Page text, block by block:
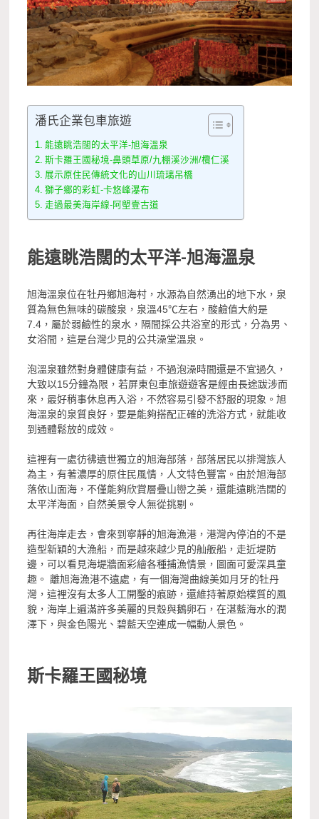
潘氏企業包車旅遊
能遠眺浩闊的太平洋-旭海溫泉
斯卡羅王國秘境-鼻頭草原/九棚溪沙洲/欖仁溪
展示原住民傳統文化的山川琉璃吊橋
獅子鄉的彩虹-卡悠峰瀑布
走過最美海岸線-阿塱壹古道
能遠眺浩闊的太平洋-旭海溫泉
旭海溫泉位在牡丹鄉旭海村，水源為自然湧出的地下水，泉
質為無色無味的碳酸泉，泉溫45℃左右，酸鹼值大約是
7.4，屬於弱鹼性的泉水，隔間採公共浴室的形式，分為男、
女浴間，這是台灣少見的公共澡堂溫泉。
泡溫泉雖然對身體健康有益，不過泡澡時間還是不宜過久，
大致以15分鐘為限，若屏東包車旅遊遊客是經由長途跋涉而
來，最好稍事休息再入浴，不然容易引發不舒服的現象。旭
海溫泉的泉質良好，要是能夠搭配正確的洗浴方式，就能收
到通體鬆放的成效。
這裡有一處彷彿遺世獨立的旭海部落，部落居民以排灣族人
為主，有著濃厚的原住民風情，人文特色豐富。由於旭海部
落依山面海，不僅能夠欣賞層疊山巒之美，還能遠眺浩闊的
太平洋海面，自然美景令人無從挑剔。
再往海岸走去，會來到寧靜的旭海漁港，港灣內停泊的不是
造型新穎的大漁船，而是越來越少見的舢舨船，走近堤防
邊，可以看見海堤牆面彩繪各種捕漁情景，圖面可愛深具童
趣。 離旭海漁港不遠處，有一個海灣曲線美如月牙的牡丹
灣，這裡沒有太多人工開鑿的痕跡，還維持著原始樸質的風
貌，海岸上遍滿許多美麗的貝殼與鵝卵石，在湛藍海水的潤
澤下，與金色陽光、碧藍天空連成一幅動人景色。
斯卡羅王國秘境